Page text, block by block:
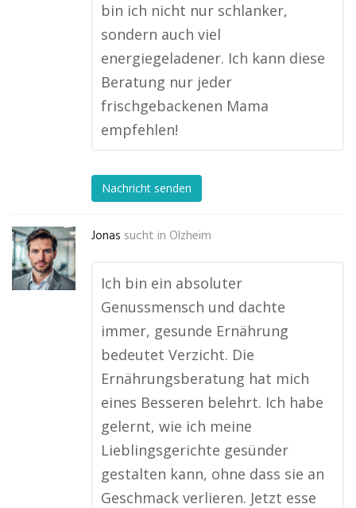
bin ich nicht nur schlanker,
sondern auch viel
energiegeladener. Ich kann diese
Beratung nur jeder
frischgebackenen Mama
empfehlen!
Nachricht senden
Jonas sucht in Olzheim
Ich bin ein absoluter
Genussmensch und dachte
immer, gesunde Ernährung
bedeutet Verzicht. Die
Ernährungsberatung hat mich
eines Besseren belehrt. Ich habe
gelernt, wie ich meine
Lieblingsgerichte gesünder
gestalten kann, ohne dass sie an
Geschmack verlieren. Jetzt esse